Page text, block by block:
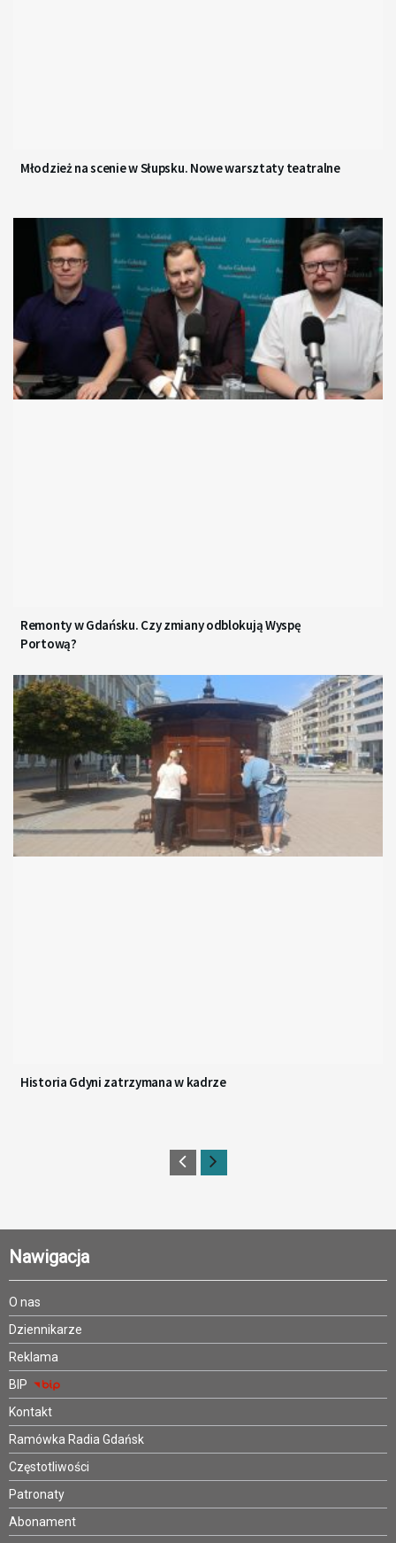
Młodzież na scenie w Słupsku. Nowe warsztaty teatralne
Remonty w Gdańsku. Czy zmiany odblokują Wyspę
Portową?
Historia Gdyni zatrzymana w kadrze
Nawigacja
O nas
Dziennikarze
Reklama
BIP
Kontakt
Ramówka Radia Gdańsk
Częstotliwości
Patronaty
Abonament